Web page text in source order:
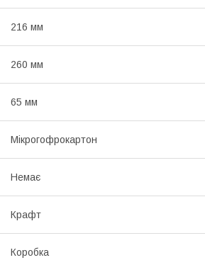
216 мм
260 мм
65 мм
Мікрогофрокартон
Немає
Крафт
Коробка